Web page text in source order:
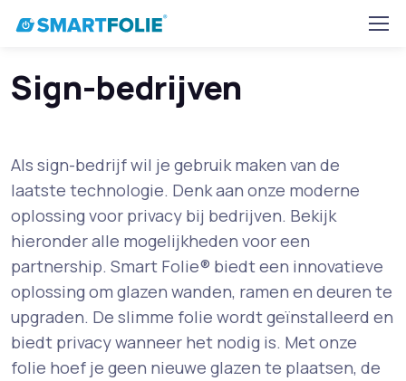
Sign-bedrijven
Als sign-bedrijf wil je gebruik maken van de
laatste technologie. Denk aan onze moderne
oplossing voor privacy bij bedrijven. Bekijk
hieronder alle mogelijkheden voor een
partnership. Smart Folie® biedt een innovatieve
oplossing om glazen wanden, ramen en deuren te
upgraden. De slimme folie wordt geïnstalleerd en
biedt privacy wanneer het nodig is. Met onze
folie hoef je geen nieuwe glazen te plaatsen, de